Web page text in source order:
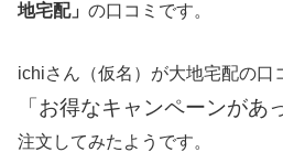
地宅配」 の口コミです。
ichiさん（仮名）が大地宅配の口
「お得なキャンペーンがあ
注文してみたようです。